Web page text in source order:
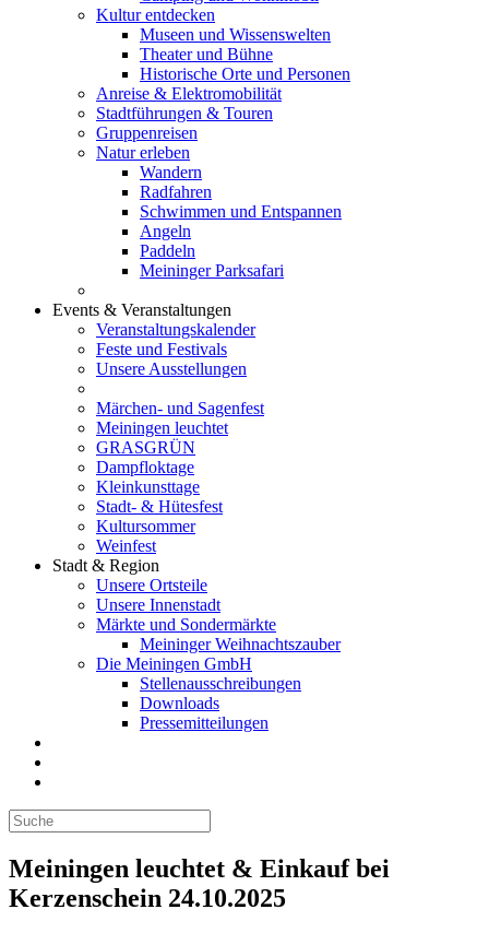
Kultur entdecken
Museen und Wissenswelten
Theater und Bühne
Historische Orte und Personen
Anreise & Elektromobilität
Stadtführungen & Touren
Gruppenreisen
Natur erleben
Wandern
Radfahren
Schwimmen und Entspannen
Angeln
Paddeln
Meininger Parksafari
Events & Veranstaltungen
Veranstaltungskalender
Feste und Festivals
Unsere Ausstellungen
Märchen- und Sagenfest
Meiningen leuchtet
GRASGRÜN
Dampfloktage
Kleinkunsttage
Stadt- & Hütesfest
Kultursommer
Weinfest
Stadt & Region
Unsere Ortsteile
Unsere Innenstadt
Märkte und Sondermärkte
Meininger Weihnachtszauber
Die Meiningen GmbH
Stellenausschreibungen
Downloads
Pressemitteilungen
Meiningen leuchtet & Einkauf bei
Kerzenschein 24.10.2025